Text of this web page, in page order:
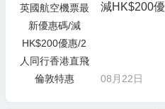
減HK$200
08月22日